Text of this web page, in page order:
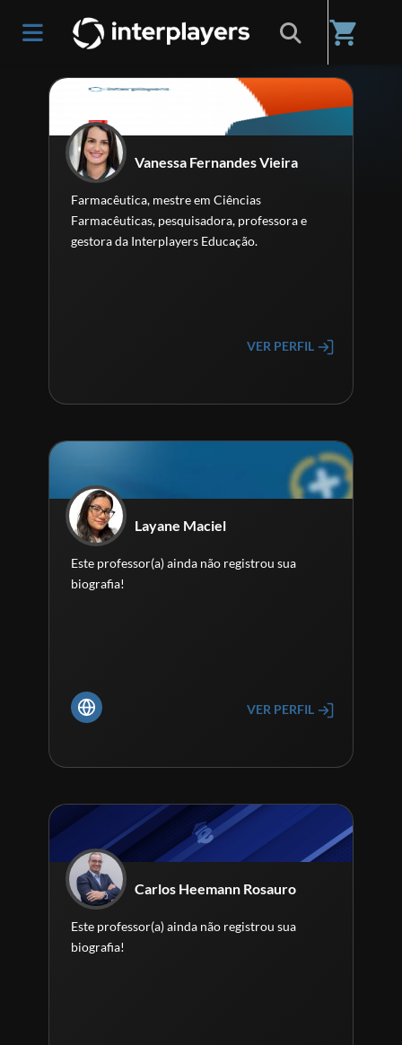
shopping_cart
Home /Professores(as)
Vanessa Fernandes Vieira
Farmacêutica, mestre em Ciências
Farmacêuticas, pesquisadora, professora e
gestora da Interplayers Educação.
VER PERFIL
Layane Maciel
Este professor(a) ainda não registrou sua
biografia!
VER PERFIL
Carlos Heemann Rosauro
Este professor(a) ainda não registrou sua
biografia!